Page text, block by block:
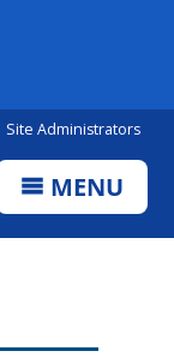
Site Administrators
MENU